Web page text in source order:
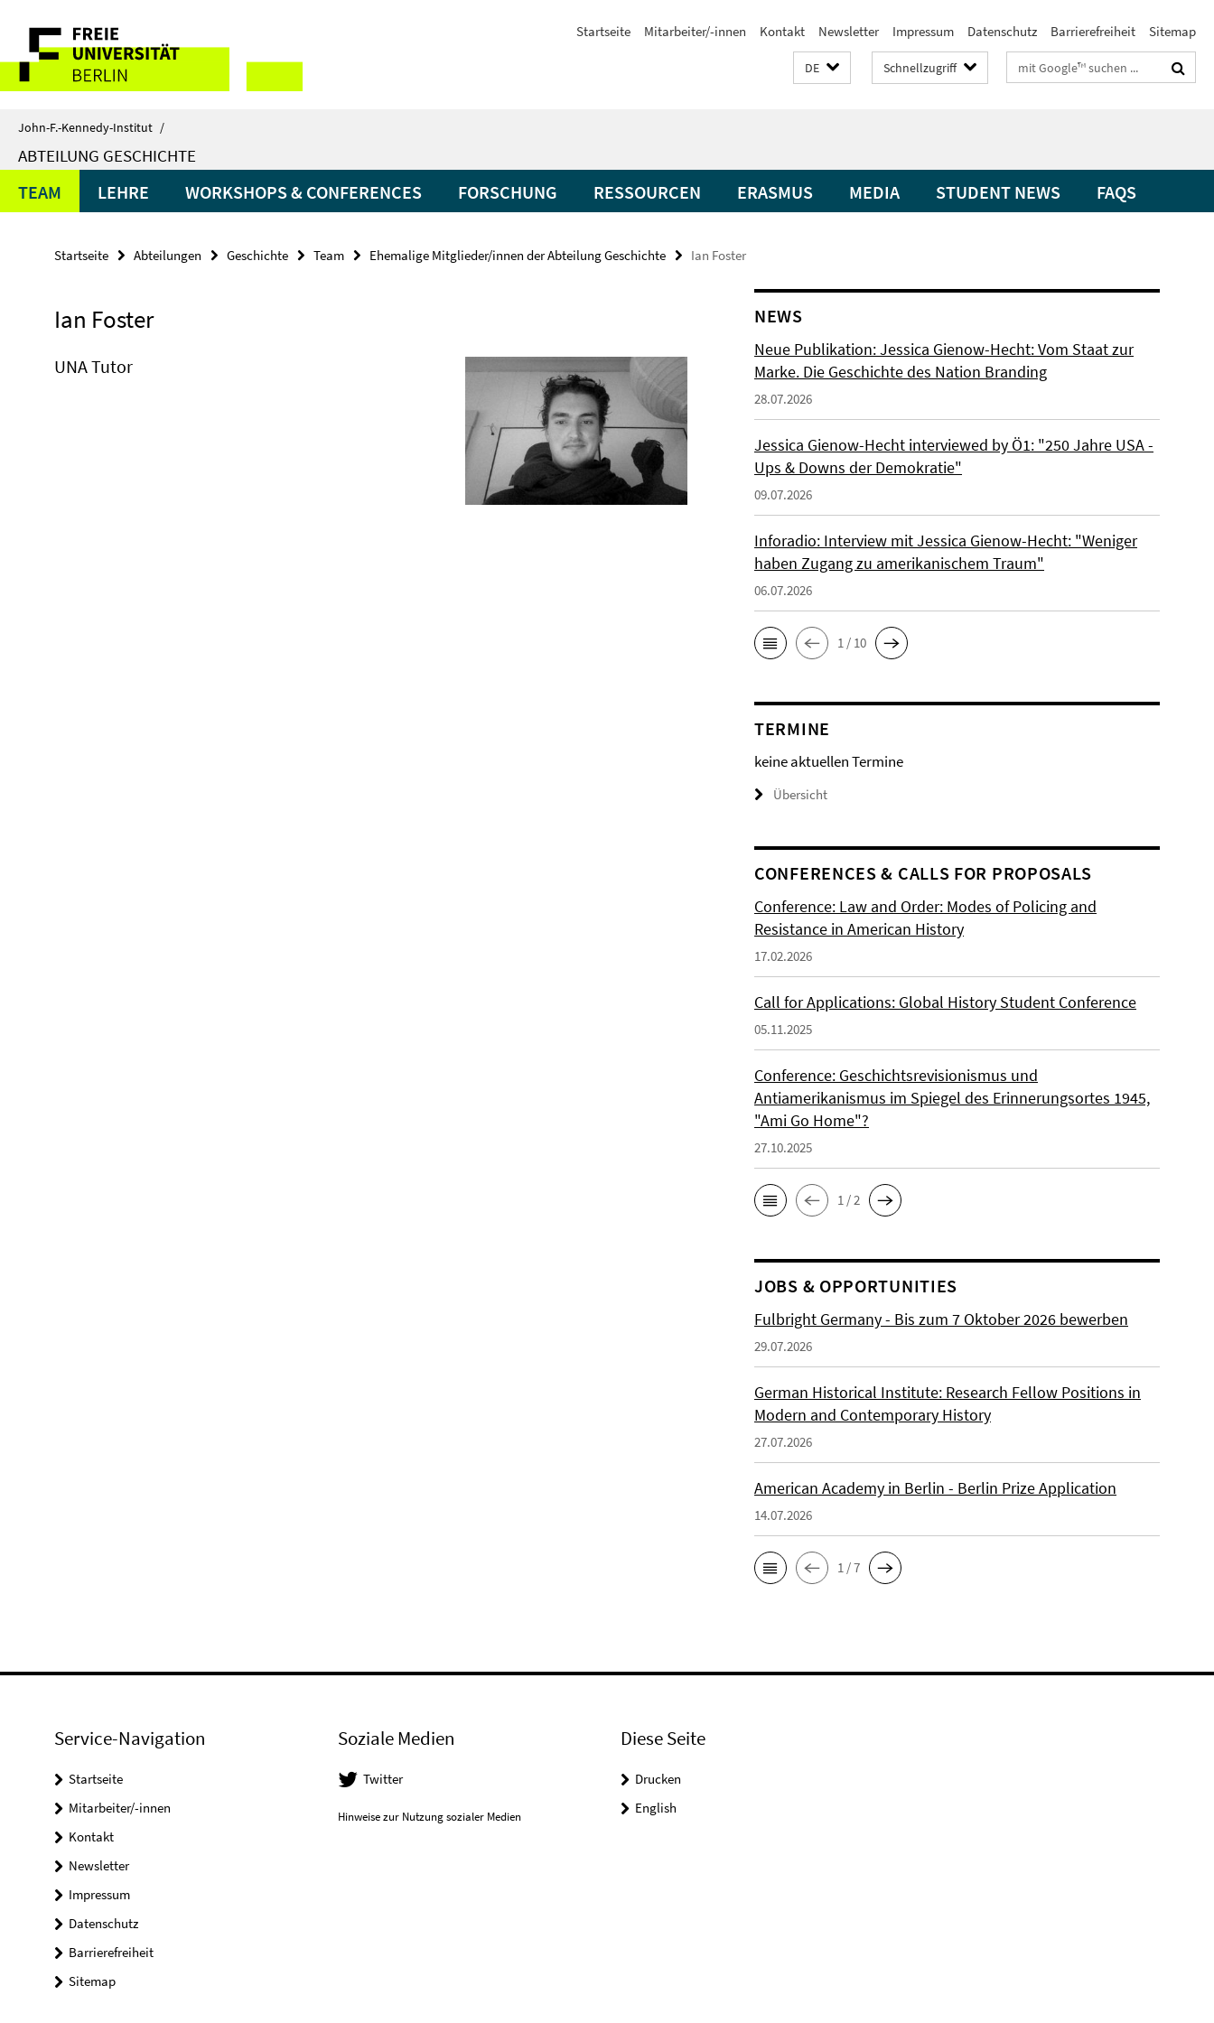
direkt
Inhalt
Service-
Navigation
Startseite Mitarbeiter/-innen Kontakt Newsletter Impressum Datenschutz Barrierefreiheit Sitemap
DE Schnellzugriff Suchbegriffe
John-F.-Kennedy-Institut /
ABTEILUNG GESCHICHTE
TEAM LEHRE WORKSHOPS & CONFERENCES FORSCHUNG RESSOURCEN ERASMUS MEDIA STUDENT NEWS FAQS
Startseite Abteilungen Geschichte Team Ehemalige Mitglieder/innen der Abteilung Geschichte Ian Foster
Ian Foster
UNA Tutor
NEWS
Neue Publikation: Jessica Gienow-Hecht: Vom Staat zur
Marke. Die Geschichte des Nation Branding
28.07.2026
Jessica Gienow-Hecht interviewed by Ö1: "250 Jahre USA -
Ups & Downs der Demokratie"
09.07.2026
Inforadio: Interview mit Jessica Gienow-Hecht: "Weniger
haben Zugang zu amerikanischem Traum"
06.07.2026
1 / 10
TERMINE
keine aktuellen Termine
Übersicht
CONFERENCES & CALLS FOR PROPOSALS
Conference: Law and Order: Modes of Policing and
Resistance in American History
17.02.2026
Call for Applications: Global History Student Conference
05.11.2025
Conference: Geschichtsrevisionismus und
Antiamerikanismus im Spiegel des Erinnerungsortes 1945,
"Ami Go Home"?
27.10.2025
1 / 2
JOBS & OPPORTUNITIES
Fulbright Germany - Bis zum 7 Oktober 2026 bewerben
29.07.2026
German Historical Institute: Research Fellow Positions in
Modern and Contemporary History
27.07.2026
American Academy in Berlin - Berlin Prize Application
14.07.2026
1 / 7
Service-Navigation
Startseite
Mitarbeiter/-innen
Kontakt
Newsletter
Impressum
Datenschutz
Barrierefreiheit
Sitemap
Soziale Medien
Twitter
Hinweise zur Nutzung sozialer Medien
Diese Seite
Drucken
English